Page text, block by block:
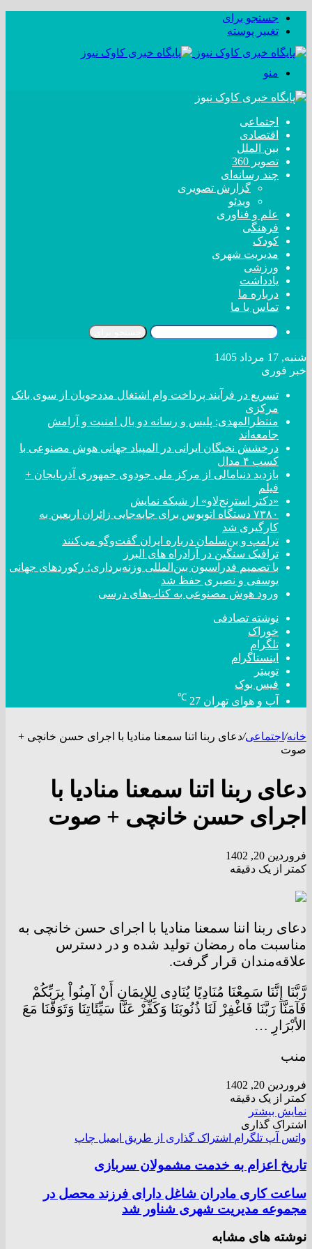
جستجو برای
تغییر پوسته
منو
اجتماعی
اقتصادی
بین الملل
تصویر 360
چند رسانه‌ای
گزارش تصویری
ویدئو
علم و فناوری
فرهنگی
کودک
مدیریت شهری
ورزشی
یادداشت
درباره ما
تماس با ما
شنبه, 17 مرداد 1405
خبر فوری
تسریع در فرآیند پرداخت وام اشتغال مددجویان از سوی بانک
مرکزی
منتظرالمهدی: پلیس و رسانه دو بال امنیت و آرامش
جامعه‌اند
درخشش نخبگان ایرانی در المپیاد جهانی هوش مصنوعی با
کسب ۴ مدال
بازدید دنیامالی از مرکز ملی جودوی جمهوری آذربایجان +
فیلم
«دکتر استرنج‌لاو» از شبکه نمایش
۷۳۸۰ دستگاه اتوبوس برای جابه‌جایی زائران اربعین به
کارگیری شد
ترامپ و بن‌سلمان درباره ایران گفت‌و‌گو می‌کنند
ترافیک سنگین در آزادراه های البرز
با تصمیم فدراسیون بین‌المللی وزنه‌برداری؛ رکورد‌های جهانی
یوسفی و نصیری حفظ شد
ورود هوش مصنوعی به کتاب‌های درسی
نوشته تصادفی
خوراک
تلگرام
اینستاگرام
توییتر
فیس بوک
آب و هوای تهران 27
℃
خانه/ اجتماعی/دعای ربنا اتنا سمعنا منادیا با اجرای حسن خانچی +
صوت
دعای ربنا اتنا سمعنا منادیا با
اجرای حسن خانچی + صوت
فروردین 20, 1402
کمتر از یک دقیقه
دعای ربنا اننا سمعنا منادیا با اجرای حسن خانچی به
مناسبت ماه رمضان تولید شده و در دسترس
علاقه‌مندان قرار گرفت.
رَّبَّنَا إِنَّنَا سَمِعْنَا مُنَادِیًا یُنَادِی لِلإِیمَانِ أَنْ آمِنُواْ بِرَبِّکُمْ
فَآمَنَّا رَبَّنَا فَاغْفِرْ لَنَا ذُنُوبَنَا وَکَفِّرْ عَنَّا سَیِّئَاتِنَا وَتَوَفَّنَا مَعَ
الأبْرَارِ …
منب
فروردین 20, 1402
کمتر از یک دقیقه
نمایش بیشتر
اشتراک گذاری
واتس آپ تلگرام اشتراک گذاری از طریق ایمیل چاپ
تاریخ اعزام به خدمت مشمولان سربازی
ساعت کاری مادران شاغل دارای فرزند محصل در
مجموعه مدیریت شهری شناور شد
نوشته های مشابه